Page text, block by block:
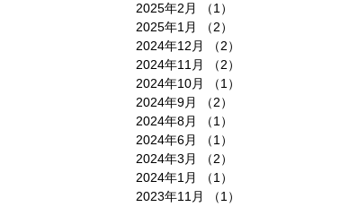
2025年2月
（1）
2025年1月
（2）
2024年12月
（2）
2024年11月
（2）
2024年10月
（1）
2024年9月
（2）
2024年8月
（1）
2024年6月
（1）
2024年3月
（2）
2024年1月
（1）
2023年11月
（1）